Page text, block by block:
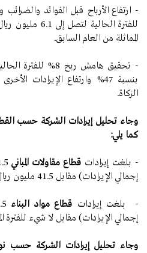
المماثلة من العام السابق.
- تحقيق هامش ربح 8%
بنسبة 47% وارتفاع
الزكاة.
كما يلي:
- بلغت إيرادات قطاع مقاولات المباني
إجمالي الإيرادات) مقابل 41.5 مليون ريال للفترة المماثلة.
- بلغت إيرادات قطاع مواد البناء
إجمالي الإيرادات) مقابل لا شيء للفترة
وجاء تحليل إيرادات الشركة حسب